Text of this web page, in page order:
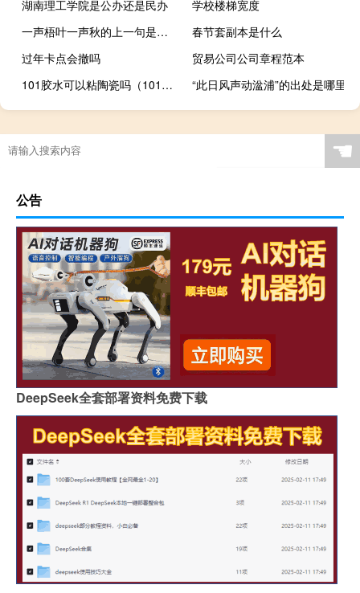
湖南理工学院是公办还是民办
学校楼梯宽度
一声梧叶一声秋的上一句是什么
春节套副本是什么
过年卡点会撤吗
贸易公司公司章程范本
101胶水可以粘陶瓷吗（101胶水可以粘鞋吗）
“此日风声动湓浦”的出处是哪里
☚
公告
DeepSeek全套部署资料免费下载